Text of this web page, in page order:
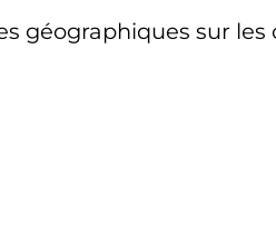
géographiques sur les